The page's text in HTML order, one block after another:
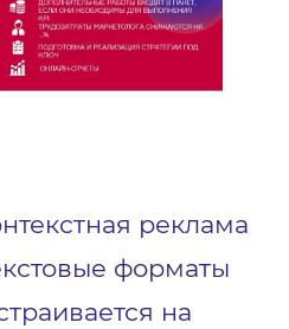
реклама
форматы
на